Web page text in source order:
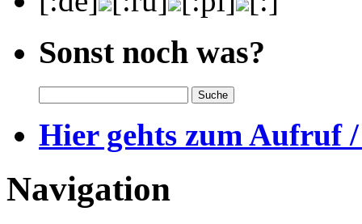
Sonst noch was?
Hier gehts zum Aufruf
Navigation